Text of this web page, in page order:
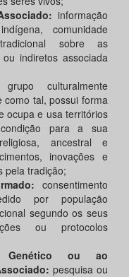
informação
comunidade
sobre as
indiretos associada
grupo culturalmente
como tal, possui forma
ocupa e usa territórios
para a sua
ancestral e
inovações e
pela tradição;
consentimento
por população
segundo os seus
ou protocolos
Genético ou ao
pesquisa ou